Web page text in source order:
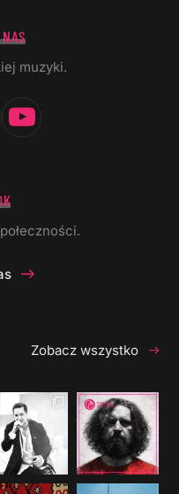
muzyki.
Instagram
Zobacz wszystko